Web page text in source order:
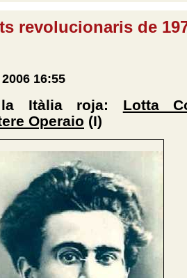
revolucionaris de
16:55
la Itàlia roja: Lotta
Operaio (I)